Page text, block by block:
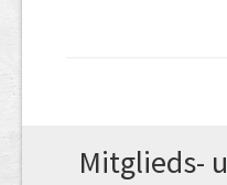
Mitglieds-